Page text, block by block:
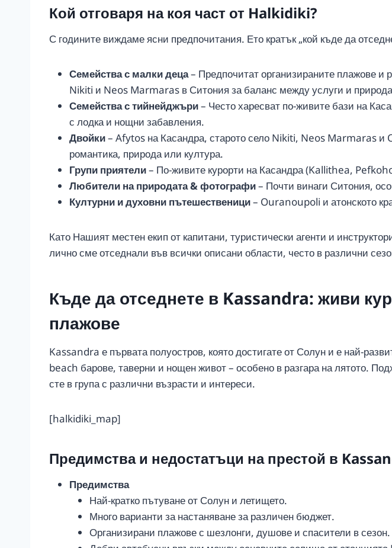
Кой отговаря на коя част от Halkidiki?
С годините виждаме ясни предпочитания. Ето кратък „кой къде да
Семейства с малки деца– Предпочитат организираните плажове
Nikiti и Neos Marmaras в Ситония за баланс между услуги и
Семейства с тийнейджъри– Често харесват по-живите бази на
с лодка и нощни забавления.
Двойки– Afytos на Касандра, старото село Nikiti, Neos Marmaras и
романтика, природа или култура.
Групи приятели– По-живите курорти на Касандра (Kallithea,
Любители на природата & фотографи– Почти винаги Ситония,
Културни и духовни пътешественици– Ouranoupoli и атонското
Като Нашият местен екип от капитани, туристически агенти и
лично сме отседнали във всички описани области, често в различни
Къде да отседнете в Kassandra: живи
плажове
Kassandra е първата полуостров, която достигате от Солун и е най-
beach барове, таверни и нощен живот – особено в разгара на лятото.
сте в група с различни възрасти и интереси.
[halkidiki_map]
Предимства и недостатъци на престой в
Предимства
Най-кратко пътуване от Солун и летището.
Много варианти за настаняване за различен бюджет.
Организирани плажове с шезлонги, душове и спасители в сезон.